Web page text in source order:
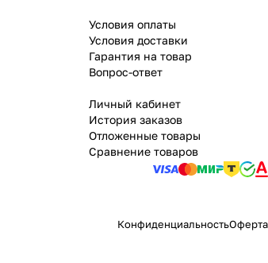
Условия оплаты
Условия доставки
Гарантия на товар
Вопрос-ответ
Личный кабинет
История заказов
Отложенные товары
Сравнение товаров
КонфиденциальностьОферта